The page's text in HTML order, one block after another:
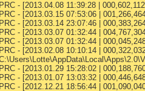
PRC - [2013.04.08 11:39:28 |
PRC - [2013.03.15 07:53:06 |
PRC - [2013.03.14 23:07:46 |
PRC - [2013.03.07 01:32:44 |
PRC - [2013.03.07 01:32:44 |
PRC - [2013.02.08 10:10:14 |
PRC - [2013.01.29 15:28:02 |
PRC - [2013.01.07 13:03:32 |
PRC - [2012.12.21 18:56:44 |